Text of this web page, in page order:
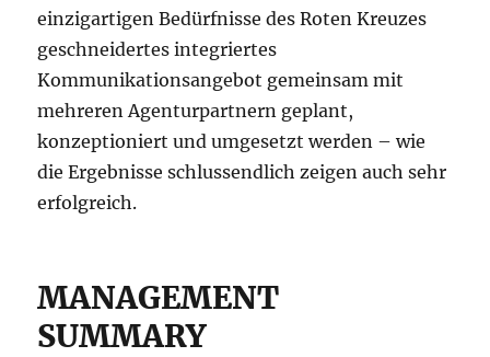
einzigartigen Bedürfnisse des Roten Kreuzes
geschneidertes integriertes
Kommunikationsangebot gemeinsam mit
mehreren Agenturpartnern geplant,
konzeptioniert und umgesetzt werden – wie
die Ergebnisse schlussendlich zeigen auch sehr
erfolgreich.
MANAGEMENT
SUMMARY